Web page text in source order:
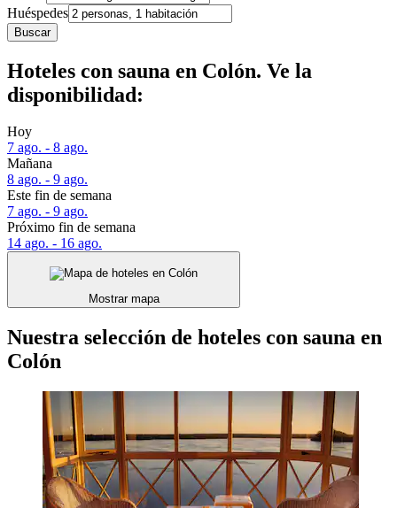
Huéspedes
Buscar
Hoteles con sauna en Colón. Ve la
disponibilidad:
Hoy
7 ago. - 8 ago.
Mañana
8 ago. - 9 ago.
Este fin de semana
7 ago. - 9 ago.
Próximo fin de semana
14 ago. - 16 ago.
Mostrar mapa
Nuestra selección de hoteles con sauna en
Colón